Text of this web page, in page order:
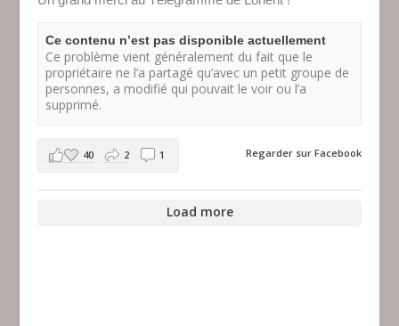
Ce contenu n’est pas disponible actuellement
Ce problème vient généralement du fait que le
propriétaire ne l’a partagé qu’avec un petit groupe de
personnes, a modifié qui pouvait le voir ou l’a
supprimé.
Regarder sur Facebook
40 2 1
Load more